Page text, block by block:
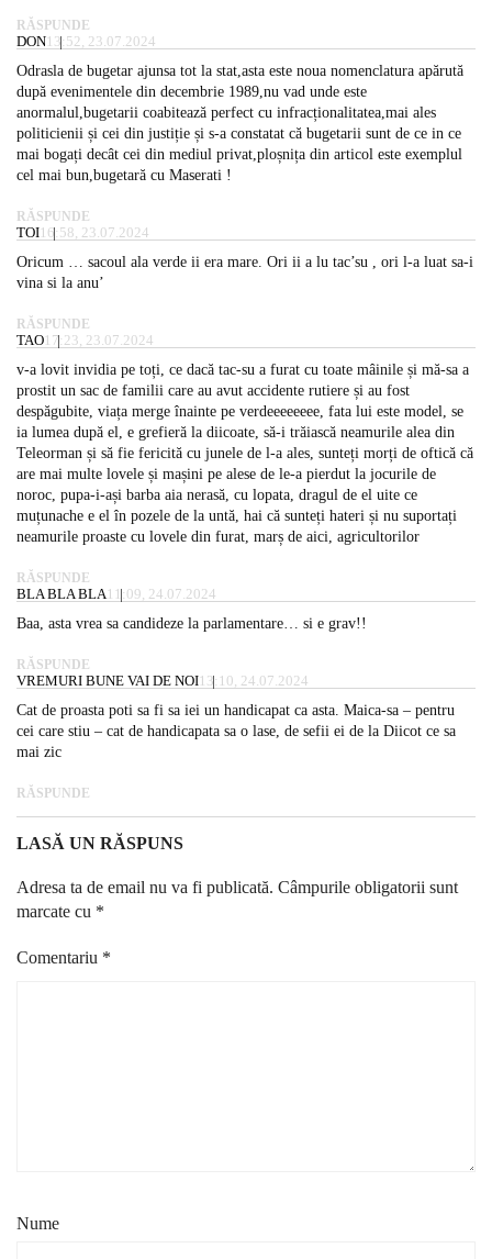
RĂSPUNDE
DON13:52, 23.07.2024
Odrasla de bugetar ajunsa tot la stat,asta este noua nomenclatura apărută
după evenimentele din decembrie 1989,nu vad unde este
anormalul,bugetarii coabitează perfect cu infracționalitatea,mai ales
politicienii și cei din justiție și s-a constatat că bugetarii sunt de ce in ce
mai bogați decât cei din mediul privat,ploșnița din articol este exemplul
cel mai bun,bugetară cu Maserati !
RĂSPUNDE
TOI16:58, 23.07.2024
Oricum … sacoul ala verde ii era mare. Ori ii a lu tac’su , ori l-a luat sa-i
vina si la anu’
RĂSPUNDE
TAO17:23, 23.07.2024
v-a lovit invidia pe toți, ce dacă tac-su a furat cu toate mâinile și mă-sa a
prostit un sac de familii care au avut accidente rutiere și au fost
despăgubite, viața merge înainte pe verdeeeeeeee, fata lui este model, se
ia lumea după el, e grefieră la diicoate, să-i trăiască neamurile alea din
Teleorman și să fie fericită cu junele de l-a ales, sunteți morți de oftică că
are mai multe lovele și mașini pe alese de le-a pierdut la jocurile de
noroc, pupa-i-ași barba aia nerasă, cu lopata, dragul de el uite ce
muțunache e el în pozele de la untă, hai că sunteți hateri și nu suportați
neamurile proaste cu lovele din furat, marș de aici, agricultorilor
RĂSPUNDE
BLA BLA BLA 11:09, 24.07.2024
Baa, asta vrea sa candideze la parlamentare… si e grav!!
RĂSPUNDE
VREMURI BUNE VAI DE NOI13:10, 24.07.2024
Cat de proasta poti sa fi sa iei un handicapat ca asta. Maica-sa – pentru
cei care stiu – cat de handicapata sa o lase, de sefii ei de la Diicot ce sa
mai zic
RĂSPUNDE
LASĂ UN RĂSPUNS
Adresa ta de email nu va fi publicată. Câmpurile obligatorii sunt
marcate cu *
Comentariu *
Nume